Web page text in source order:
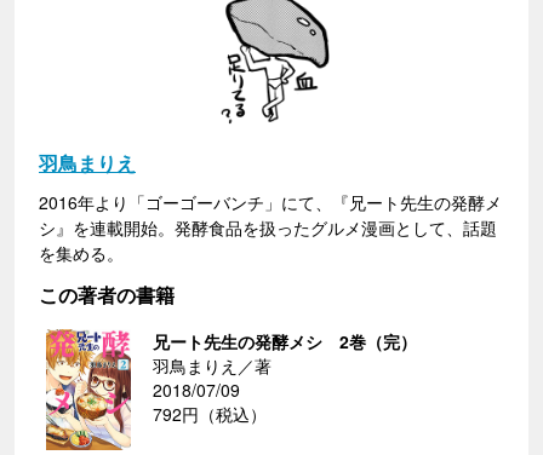
羽鳥まりえ
2016年より「ゴーゴーバンチ」にて、『兄ート先生の発酵メ
シ』を連載開始。発酵食品を扱ったグルメ漫画として、話題
を集める。
この著者の書籍
兄ート先生の発酵メシ 2巻（完）
羽鳥まりえ／著
2018/07/09
792円（税込）